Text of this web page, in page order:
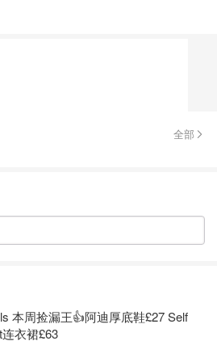
全部
本周捡漏王👍阿迪厚底鞋£27 Self
衣裙£63